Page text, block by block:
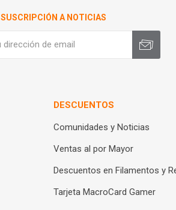
SUSCRIPCIÓN A NOTICIAS
DESCUENTOS
Comunidades y Noticias
Ventas al por Mayor
Descuentos en Filamentos y
Tarjeta MacroCard Gamer